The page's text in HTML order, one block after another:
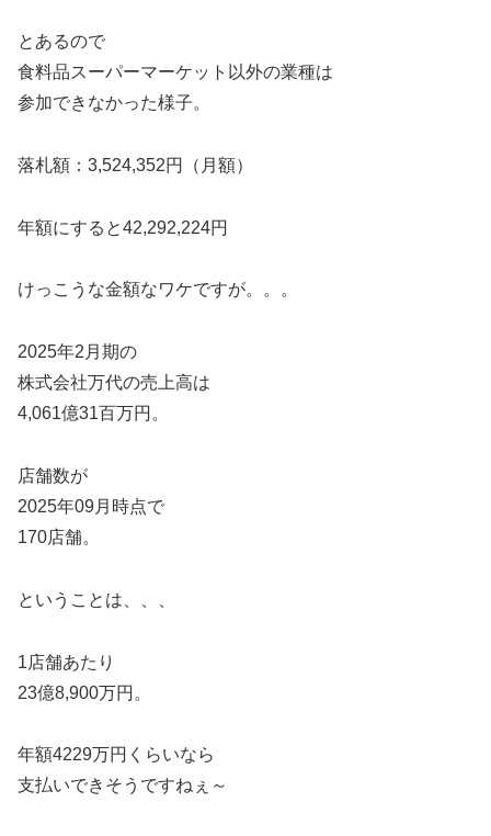
とあるので
食料品スーパーマーケット以外の業種は
参加できなかった様子。
落札額：3,524,352円（月額）
年額にすると42,292,224円
けっこうな金額なワケですが。。。
2025年2月期の
株式会社万代の売上高は
4,061億31百万円。
店舗数が
2025年09月時点で
170店舗。
ということは、、、
1店舗あたり
23億8,900万円。
年額4229万円くらいなら
支払いできそうですねぇ～